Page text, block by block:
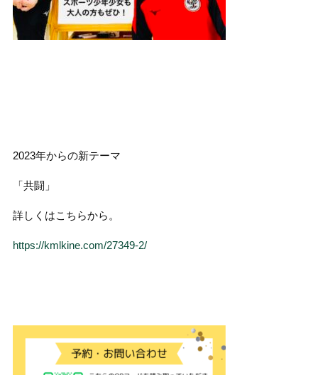
2023年からの新テーマ
「共闘」
詳しくはこちらから。
https://kmlkine.com/27349-2/